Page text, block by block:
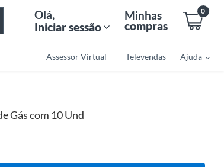
Olá,
Iniciar sessão
Minhas
compras
0
Assessor Virtual Televendas Ajuda
Gás com 10 Und